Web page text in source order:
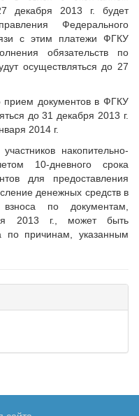
декабря 2013 г. будет
Федерального
с этим платежи ФГКУ
обязательств по
осуществляться до 27
документов в ФГКУ
до 31 декабря 2013 г.
2014 г.
накопительно-
10-дневного срока
для предоставления
денежных средств в
по документам,
2013 г., может быть
по причинам, указанным